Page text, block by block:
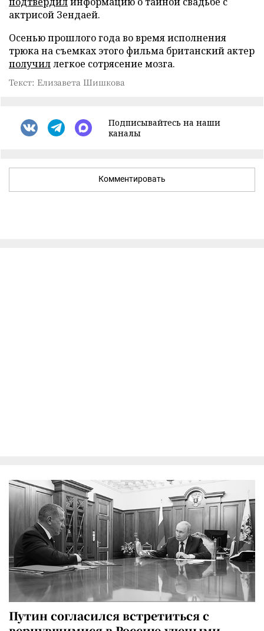
актрисой Зендаей.
Осенью прошлого года во время исполнения
трюка на съемках этого фильма британский актер
получиллегкое сотрясение мозга.
Текст: Елизавета Шишкова
Подписывайтесь на наши
каналы
Комментировать
Путин согласился встретиться с